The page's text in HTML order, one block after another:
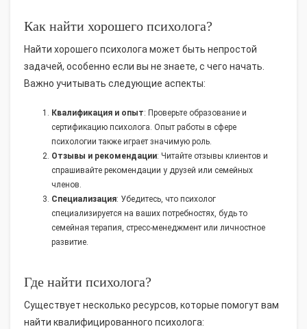
Как найти хорошего психолога?
Найти хорошего психолога может быть непростой
задачей, особенно если вы не знаете, с чего начать.
Важно учитывать следующие аспекты:
Квалификация и опыт: Проверьте образование и
сертификацию психолога. Опыт работы в сфере
психологии также играет значимую роль.
Отзывы и рекомендации: Читайте отзывы клиентов и
спрашивайте рекомендации у друзей или семейных
членов.
Специализация: Убедитесь, что психолог
специализируется на ваших потребностях, будь то
семейная терапия, стресс-менеджмент или личностное
развитие.
Где найти психолога?
Существует несколько ресурсов, которые помогут вам
найти квалифицированного психолога: